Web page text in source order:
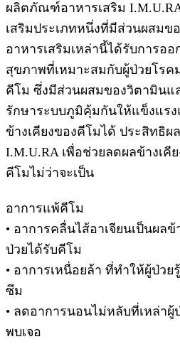
ผลิตภัณฑ์อาหารเสริม
เสริมประเภทหนึ่งที่มีส่วนผสมข
อาหารเสริมเหล่านี้ได้รับการอ
สุขภาพที่เหมาะสมกับผู้ป่วยโรค
คีโม ซึ่งมีส่วนผสมของวิตามินแ
รักษาระบบภูมิคุ้มกันให้แข็งแร
ข้างเคียงของคีโมได้ ประสิทธิ
I.M.U.RA เพื่อช่วยลดผลข้างเคี
คีโมไม่ว่าจะเป็น
อาการแพ้คีโม
• อาการคลื่นไส้อาเจียนเป็นผล
ป่วยได้รับคีโม
• อาการเหนื่อยล้า ที่ทำให้ผู้ป่วย
ซึม
• ลดอาการนอนไม่หลับที่เหล่าผู้
พบเจอ